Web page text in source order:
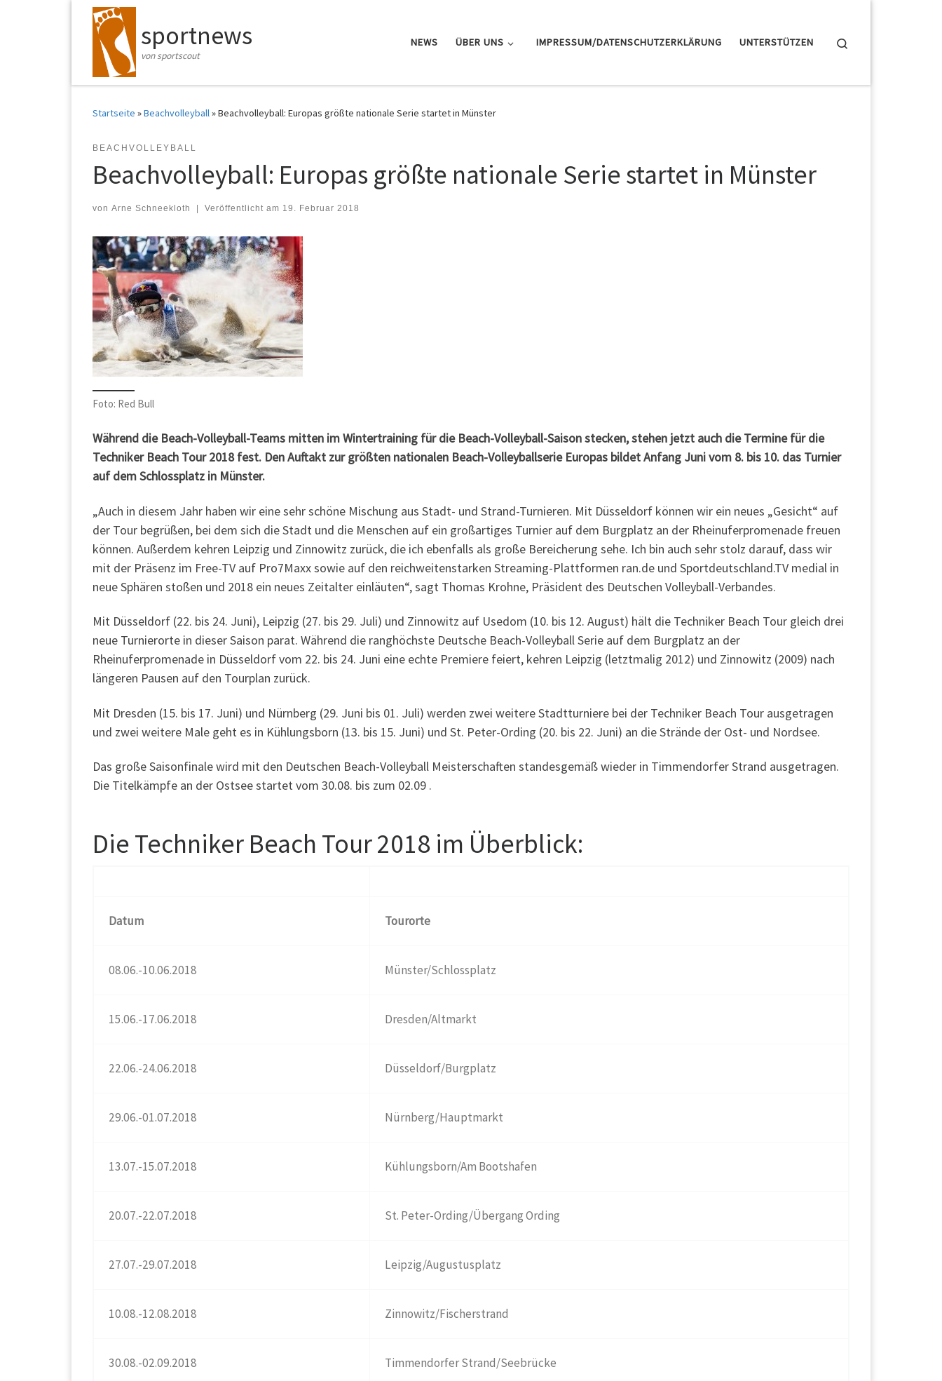
Zum Inhalt springen sportnews
von sportscout
NEWS ÜBER UNS IMPRESSUM/DATENSCHUTZERKLÄRUNG UNTERSTÜTZEN
Startseite »Beachvolleyball»Beachvolleyball: Europas größte nationale Serie startet in Münster
BEACHVOLLEYBALL
Beachvolleyball: Europas größte nationale Serie startet in Münster
von Arne Schneekloth Veröffentlicht am 19. Februar 2018
Foto: Red Bull
Während die Beach-Volleyball-Teams mitten im Wintertraining für die Beach-Volleyball-Saison stecken, stehen jetzt auch die Termine für die
Techniker Beach Tour 2018 fest. Den Auftakt zur größten nationalen Beach-Volleyballserie Europas bildet Anfang Juni vom 8. bis 10. das Turnier
auf dem Schlossplatz in Münster.
„Auch in diesem Jahr haben wir eine sehr schöne Mischung aus Stadt- und Strand-Turnieren. Mit Düsseldorf können wir ein neues „Gesicht“ auf
der Tour begrüßen, bei dem sich die Stadt und die Menschen auf ein großartiges Turnier auf dem Burgplatz an der Rheinuferpromenade freuen
können. Außerdem kehren Leipzig und Zinnowitz zurück, die ich ebenfalls als große Bereicherung sehe. Ich bin auch sehr stolz darauf, dass wir
mit der Präsenz im Free-TV auf Pro7Maxx sowie auf den reichweitenstarken Streaming-Plattformen ran.de und Sportdeutschland.TV medial in
neue Sphären stoßen und 2018 ein neues Zeitalter einläuten“, sagt Thomas Krohne, Präsident des Deutschen Volleyball-Verbandes.
Mit Düsseldorf (22. bis 24. Juni), Leipzig (27. bis 29. Juli) und Zinnowitz auf Usedom (10. bis 12. August) hält die Techniker Beach Tour gleich drei
neue Turnierorte in dieser Saison parat. Während die ranghöchste Deutsche Beach-Volleyball Serie auf dem Burgplatz an der
Rheinuferpromenade in Düsseldorf vom 22. bis 24. Juni eine echte Premiere feiert, kehren Leipzig (letztmalig 2012) und Zinnowitz (2009) nach
längeren Pausen auf den Tourplan zurück.
Mit Dresden (15. bis 17. Juni) und Nürnberg (29. Juni bis 01. Juli) werden zwei weitere Stadtturniere bei der Techniker Beach Tour ausgetragen
und zwei weitere Male geht es in Kühlungsborn (13. bis 15. Juni) und St. Peter-Ording (20. bis 22. Juni) an die Strände der Ost- und Nordsee.
Das große Saisonfinale wird mit den Deutschen Beach-Volleyball Meisterschaften standesgemäß wieder in Timmendorfer Strand ausgetragen.
Die Titelkämpfe an der Ostsee startet vom 30.08. bis zum 02.09 .
Die Techniker Beach Tour 2018 im Überblick:
Datum Tourorte
08.06.-10.06.2018 Münster/Schlossplatz
15.06.-17.06.2018 Dresden/Altmarkt
22.06.-24.06.2018 Düsseldorf/Burgplatz
29.06.-01.07.2018 Nürnberg/Hauptmarkt
13.07.-15.07.2018 Kühlungsborn/Am Bootshafen
20.07.-22.07.2018 St. Peter-Ording/Übergang Ording
27.07.-29.07.2018 Leipzig/Augustusplatz
10.08.-12.08.2018 Zinnowitz/Fischerstrand
30.08.-02.09.2018 Timmendorfer Strand/Seebrücke